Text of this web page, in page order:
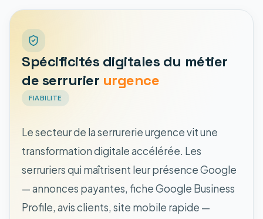
Spécificités digitales du métier
de serrurier urgence
FIABILITE
Le secteur de la serrurerie urgence vit une
transformation digitale accélérée. Les
serruriers qui maîtrisent leur présence Google
— annonces payantes, fiche Google Business
Profile, avis clients, site mobile rapide —